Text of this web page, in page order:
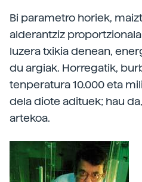
Bi parametro horiek,
alderantziz
luzera txikia denean,
du argiak. Horregatik,
tenperatura 10.000 eta
dela diote adituek; hau da,
artekoa.